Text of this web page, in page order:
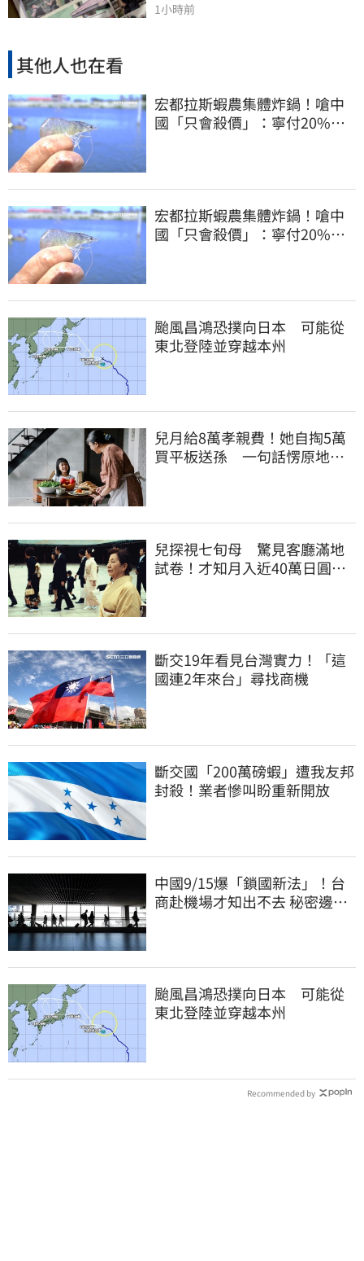
1小時前
其他人也在看
宏都拉斯蝦農集體炸鍋！嗆中
國「只會殺價」：寧付20%關
宏都拉斯蝦農集體炸鍋！嗆中
國「只會殺價」：寧付20%關
颱風昌鴻恐撲向日本 可能從
東北登陸並穿越本州
兒月給8萬孝親費！她自掏5萬
買平板送孫 一句話愣原地
兒探視七旬母 驚見客廳滿地
試卷！才知月入近40萬日圓
斷交19年看見台灣實力！「這
國連2年來台」尋找商機
斷交國「200萬磅蝦」遭我友邦
封殺！業者慘叫盼重新開放
中國9/15爆「鎖國新法」！台
商赴機場才知出不去 秘密邊控
颱風昌鴻恐撲向日本 可能從
東北登陸並穿越本州
Recommended by